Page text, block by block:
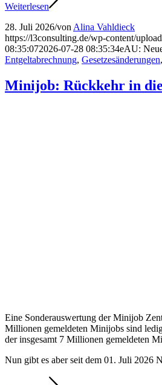
Weiterlesen
28. Juli 2026/von Alina Vahldieck
https://l3consulting.de/wp-content/
08:35:072026-07-28 08:35:34eAU:
Entgeltabrechnung, Gesetzesänderungen,
Minijob: Rückkehr in
Eine Sonderauswertung der Minijob
Millionen gemeldeten Minijobs sind
der insgesamt 7 Millionen gemeldeten
Nun gibt es aber seit dem 01. Juli 2026